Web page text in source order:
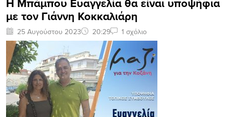
με τον Γιάννη Κοκκαλιάρη
25 Αυγούστου 2023 20:29 1 σχόλιο